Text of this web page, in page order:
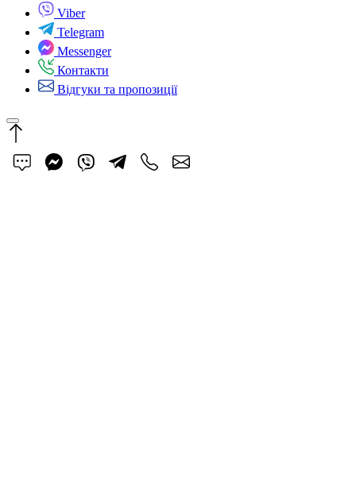
Viber
Telegram
Messenger
Контакти
Відгуки та пропозиції